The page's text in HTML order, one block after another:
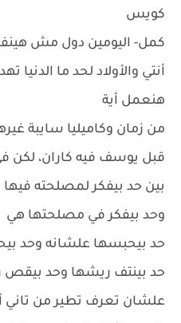
كويس
كمل- اليومين دول مش
أنتي والأولاد لحد ما
هنعمل أية
من زمان وكاميليا سايبة
قبل يوسف فيه كاران، لكن
بين حد بيفكر لمصلحته فيها
وحد بيفكر في مصلحتها هي
حد بيحبسها علشانه وحد
حد بينتف ريشها وحد بيقص
علشان تعرف تطير من تاني